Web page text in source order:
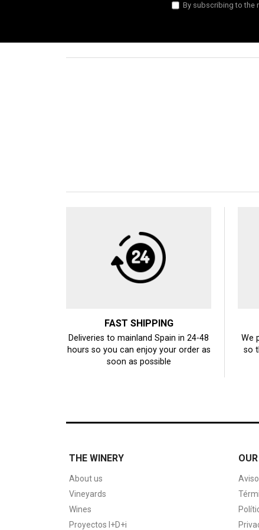
By subscribing to the
FAST SHIPPING
Deliveries to mainland Spain in 24-48
hours so you can enjoy your order as
soon as possible
We
so
THE WINERY
About us
Vineyards
Wines
Proyectos I+D+i